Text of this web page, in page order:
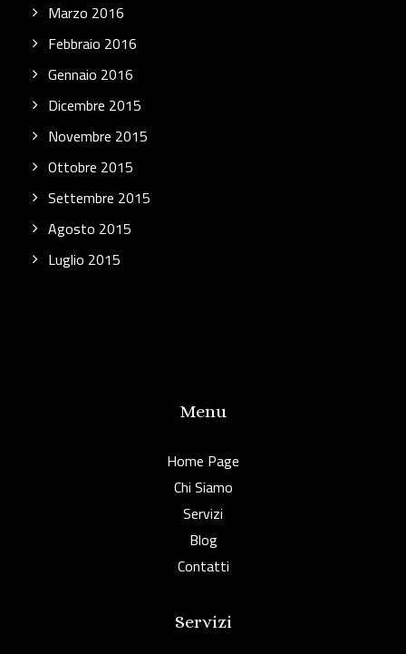
Marzo 2016
Febbraio 2016
Gennaio 2016
Dicembre 2015
Novembre 2015
Ottobre 2015
Settembre 2015
Agosto 2015
Luglio 2015
Menu
Home Page
Chi Siamo
Servizi
Blog
Contatti
Servizi